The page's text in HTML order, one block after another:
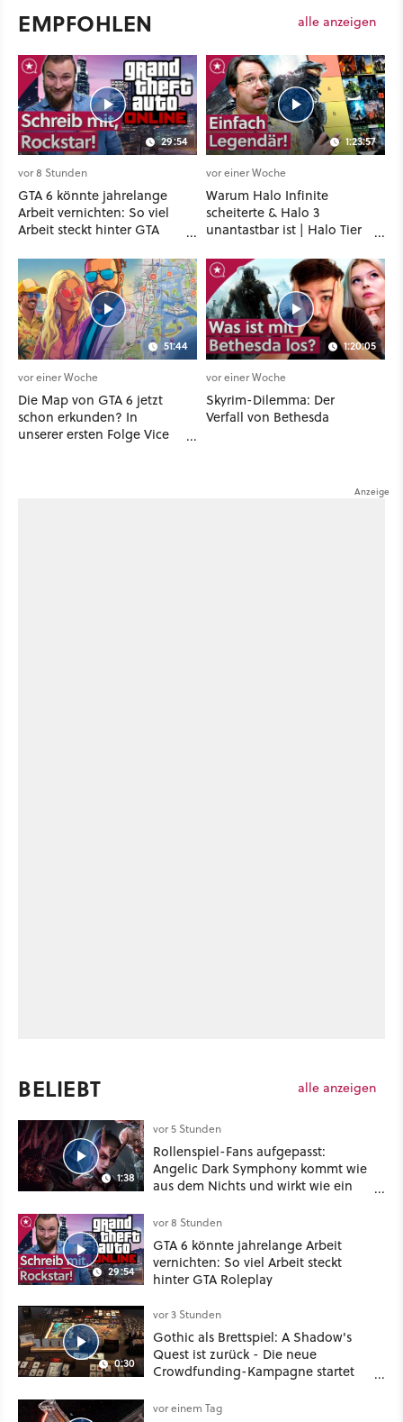
EMPFOHLEN alle anzeigen
29:54
vor 8 Stunden
GTA 6 könnte jahrelange
Arbeit vernichten: So viel
Arbeit steckt hinter GTA
1:23:57
vor einer Woche
Warum Halo Infinite
scheiterte & Halo 3
unantastbar ist | Halo Tier
51:44
vor einer Woche
Die Map von GTA 6 jetzt
schon erkunden? In
unserer ersten Folge Vice
1:20:05
vor einer Woche
Skyrim-Dilemma: Der
Verfall von Bethesda
BELIEBT alle anzeigen
1:38
vor 5 Stunden
Rollenspiel-Fans aufgepasst:
Angelic Dark Symphony kommt wie
aus dem Nichts und wirkt wie ein
Mass Effect
29:54
vor 8 Stunden
GTA 6 könnte jahrelange Arbeit
vernichten: So viel Arbeit steckt
hinter GTA Roleplay
0:30
vor 3 Stunden
Gothic als Brettspiel: A Shadow's
Quest ist zurück - Die neue
Crowdfunding-Kampagne startet
vor einem Tag